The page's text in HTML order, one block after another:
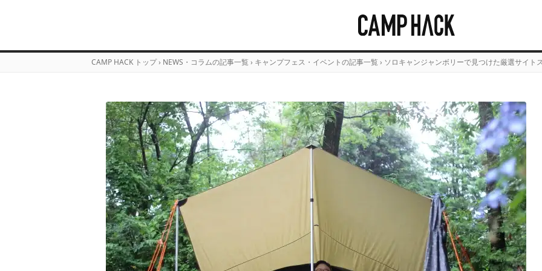
CAMP HACK トップ › NEWS・コラムの記事一覧 › キャンプフェス・イベントの記事一覧 › ソロキャンジャンボリーで見つけた厳選サイト